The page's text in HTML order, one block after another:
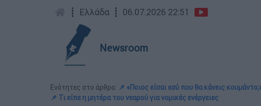
┋ Ελλάδα ┋ 06.07.2026 22:51
Newsroom
Ενότητες στο άρθρο: 📌 «Ποιος είσαι εσύ που θα κάνεις
📌 Τι είπε η μητέρα του νεαρού για νομικές ενέργειες